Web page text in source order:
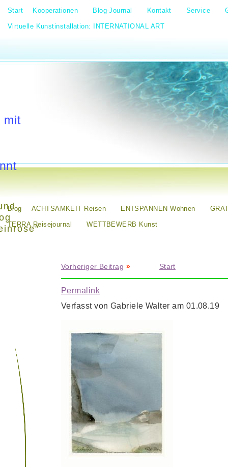
Start Kooperationen Blog-Journal Kontakt Service
Virtuelle Kunstinstallation: INTERNATIONAL ART
mit
Blog ACHTSAMKEIT Reisen ENTSPANNEN Wohnen
TERRA Reisejournal WETTBEWERB Kunst
Vorheriger Beitrag » Start
Permalink
Verfasst von Gabriele Walter am 01.08.19